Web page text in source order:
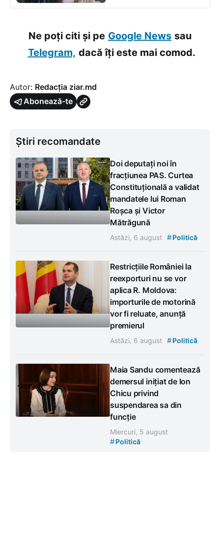
Ne poți citi și pe Google News sau
Telegram, dacă îți este mai comod.
Autor: Redacția ziar.md
Abonează-te
Știri recomandate
Doi deputați noi în
fracțiunea PAS. Curtea
Constituțională a validat
mandatele lui Roman
Roșca și Victor
Mătrăgună
Astăzi, 6 august #Politică
Restricțiile României la
reexporturi nu se vor
aplica R. Moldova:
importurile de motorină
vor fi reluate, anunță
premierul
Astăzi, 6 august #Politică
Maia Sandu comentează
demersul inițiat de Ion
Chicu privind
suspendarea sa din
funcție
Miercuri, 5 august
#Politică